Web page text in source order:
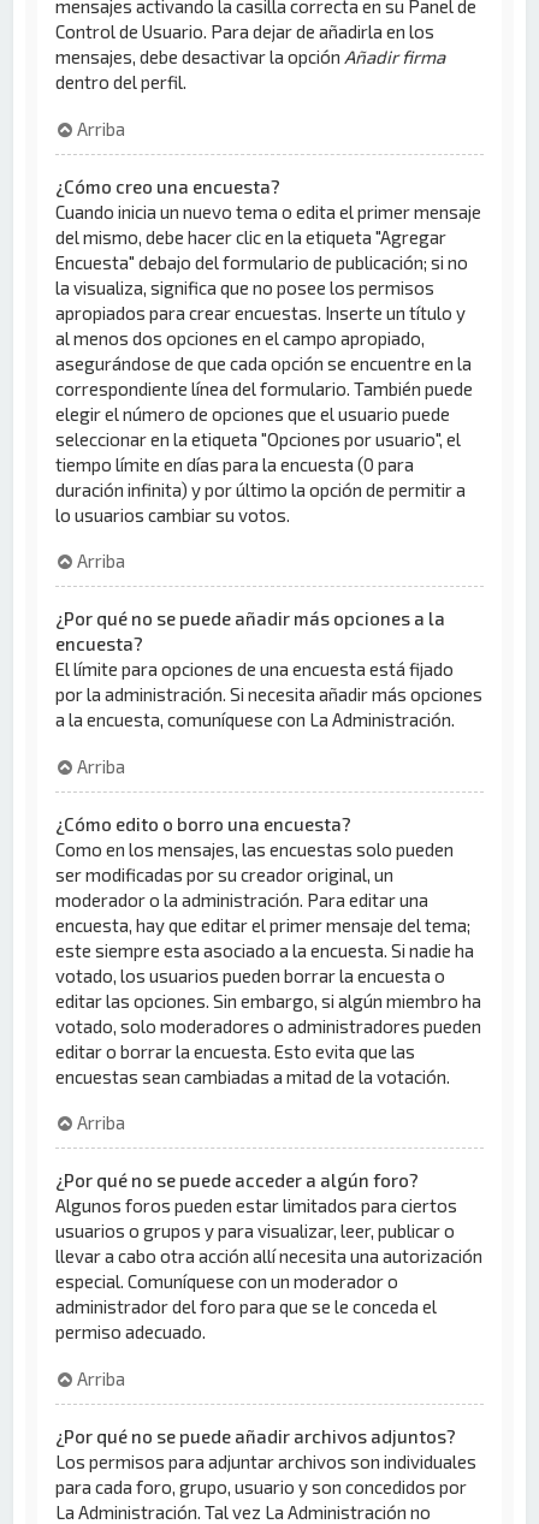
mensajes activando la casilla correcta en su Panel de
Control de Usuario. Para dejar de añadirla en los
mensajes, debe desactivar la opción Añadir firma
dentro del perfil.
Arriba
¿Cómo creo una encuesta?
Cuando inicia un nuevo tema o edita el primer mensaje
del mismo, debe hacer clic en la etiqueta "Agregar
Encuesta" debajo del formulario de publicación; si no
la visualiza, significa que no posee los permisos
apropiados para crear encuestas. Inserte un título y
al menos dos opciones en el campo apropiado,
asegurándose de que cada opción se encuentre en la
correspondiente línea del formulario. También puede
elegir el número de opciones que el usuario puede
seleccionar en la etiqueta "Opciones por usuario", el
tiempo límite en días para la encuesta (0 para
duración infinita) y por último la opción de permitir a
lo usuarios cambiar su votos.
Arriba
¿Por qué no se puede añadir más opciones a la
encuesta?
El límite para opciones de una encuesta está fijado
por la administración. Si necesita añadir más opciones
a la encuesta, comuníquese con La Administración.
Arriba
¿Cómo edito o borro una encuesta?
Como en los mensajes, las encuestas solo pueden
ser modificadas por su creador original, un
moderador o la administración. Para editar una
encuesta, hay que editar el primer mensaje del tema;
este siempre esta asociado a la encuesta. Si nadie ha
votado, los usuarios pueden borrar la encuesta o
editar las opciones. Sin embargo, si algún miembro ha
votado, solo moderadores o administradores pueden
editar o borrar la encuesta. Esto evita que las
encuestas sean cambiadas a mitad de la votación.
Arriba
¿Por qué no se puede acceder a algún foro?
Algunos foros pueden estar limitados para ciertos
usuarios o grupos y para visualizar, leer, publicar o
llevar a cabo otra acción allí necesita una autorización
especial. Comuníquese con un moderador o
administrador del foro para que se le conceda el
permiso adecuado.
Arriba
¿Por qué no se puede añadir archivos adjuntos?
Los permisos para adjuntar archivos son individuales
para cada foro, grupo, usuario y son concedidos por
La Administración. Tal vez La Administración no